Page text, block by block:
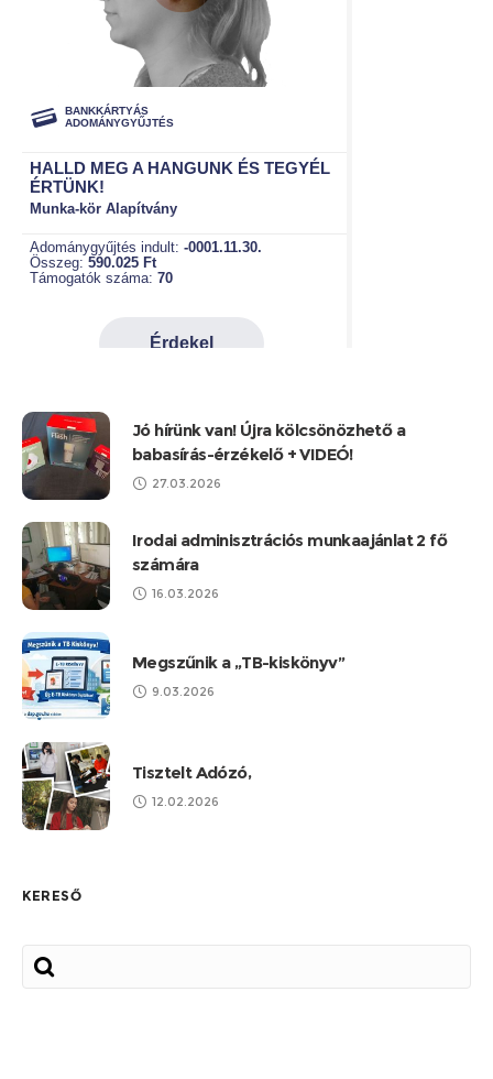
Jó hírünk van! Újra kölcsönözhető a
babasírás-érzékelő + VIDEÓ!
27.03.2026
Irodai adminisztrációs munkaajánlat 2 fő
számára
16.03.2026
Megszűnik a „TB-kiskönyv”
9.03.2026
Tisztelt Adózó,
12.02.2026
KERESŐ